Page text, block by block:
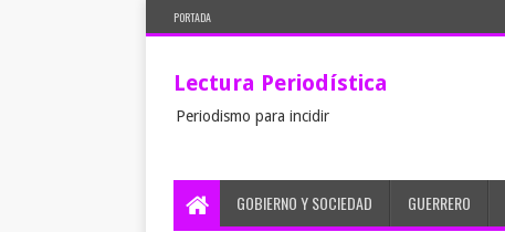
PORTADA
Lectura Periodística
Periodismo para incidir
GOBIERNO Y SOCIEDAD GUERRERO